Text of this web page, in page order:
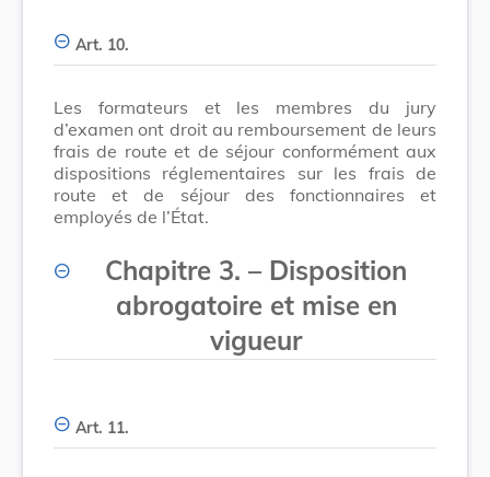
Art. 10.
Les formateurs et les membres du jury
d’examen ont droit au remboursement de leurs
frais de route et de séjour conformément aux
dispositions réglementaires sur les frais de
route et de séjour des fonctionnaires et
employés de l’État.
Chapitre 3. – Disposition
abrogatoire et mise en
vigueur
Art. 11.